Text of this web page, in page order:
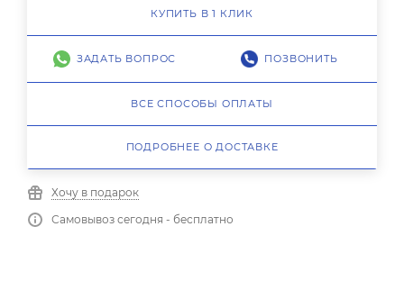
КУПИТЬ В 1 КЛИК
ЗАДАТЬ ВОПРОС ПОЗВОНИТЬ
ВСЕ СПОСОБЫ ОПЛАТЫ
ПОДРОБНЕЕ О ДОСТАВКЕ
Хочу в подарок
Самовывоз сегодня - бесплатно